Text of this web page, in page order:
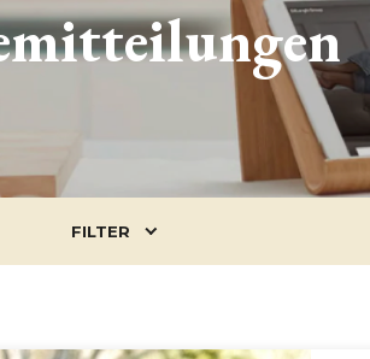
FILTER